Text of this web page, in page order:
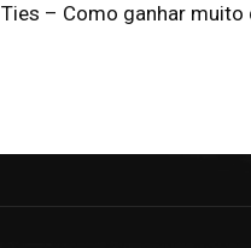
Ties – Como ganhar muito